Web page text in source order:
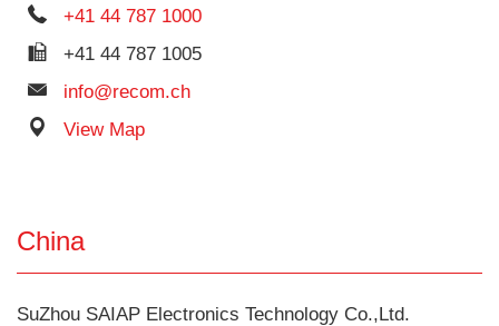
+41 44 787 1000
+41 44 787 1005
info@recom.ch
View Map
China
SuZhou SAIAP Electronics Technology Co.,Ltd.